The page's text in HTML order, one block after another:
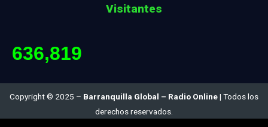
Visitantes
636,819
Copyright © 2025 – Barranquilla Global – Radio Online| Todos los
derechos reservados.